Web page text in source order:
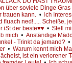
über soviele Dinge
trauen kann. • ich
fluach ned!..... Scheiße,
iSt der beste♥♥ • Stell
mich • Anständige
- Trinkt da jemand? •
• Warum kennt mich
ist ein verlorener